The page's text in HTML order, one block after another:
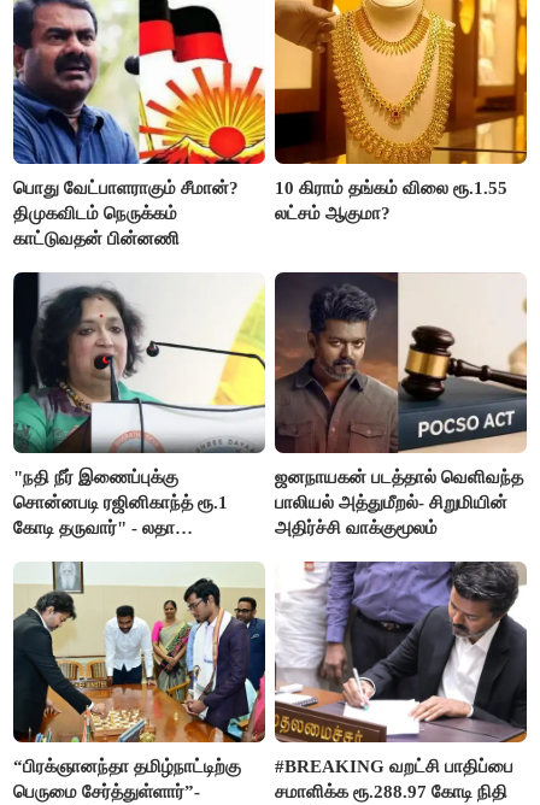
பொது வேட்பாளராகும் சீமான்?
திமுகவிடம் நெருக்கம்
காட்டுவதன் பின்னணி
10 கிராம் தங்கம் விலை ரூ.1.55
லட்சம் ஆகுமா?
"நதி நீர் இணைப்புக்கு
சொன்னபடி ரஜினிகாந்த் ரூ.1
கோடி தருவார்" - லதா
ஜனநாயகன் படத்தால் வெளிவந்த
பாலியல் அத்துமீறல்- சிறுமியின்
அதிர்ச்சி வாக்குமூலம்
“பிரக்ஞானந்தா தமிழ்நாட்டிற்கு
பெருமை சேர்த்துள்ளார்”-
#BREAKING வறட்சி பாதிப்பை
சமாளிக்க ரூ.288.97 கோடி நிதி